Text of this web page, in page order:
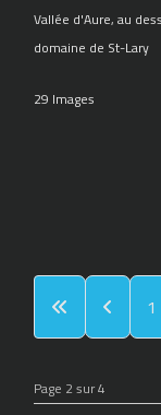
Vallée d'Aure, au
domaine de St-Lary
29 Images
1
Page 2 sur 4